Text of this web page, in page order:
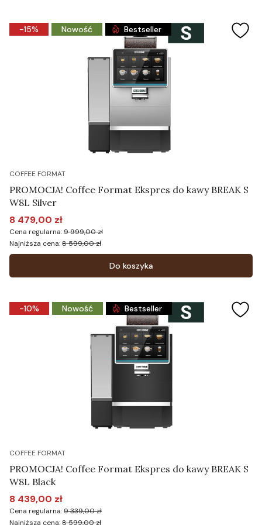
-15% Nowość Bestseller
COFFEE FORMAT
PROMOCJA! Coffee Format Ekspres do kawy BREAK S
W8L Silver
Cena promocyjna
8 479,00 zł
Cena regularna:9 999,00 zł
Najniższa cena:8 599,00 zł
Do koszyka
-10% Nowość Bestseller
COFFEE FORMAT
PROMOCJA! Coffee Format Ekspres do kawy BREAK S
W8L Black
Cena promocyjna
8 439,00 zł
Cena regularna:9 339,00 zł
Najniższa cena:8 599,00 zł